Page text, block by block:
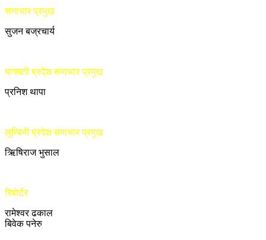
समाचार प्रमुख
सुजन बज्रचार्य
बागमती प्रदेश समाचार प्रमुख
प्रनिश थापा
लुम्बिनी प्रदेश समाचार प्रमुख
ऋिषिराज भुसाल
रिपोर्टर
रामेश्वर ढकाल
बिवेक पनेरु